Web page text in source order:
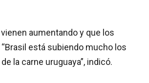
aumentando y que los
está subiendo mucho los
la carne uruguaya”, indicó.